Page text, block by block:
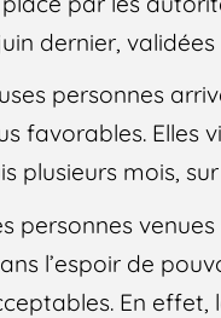
dernier, validées
personnes
favorables. Elles
plusieurs mois,
personnes
l’espoir de
En